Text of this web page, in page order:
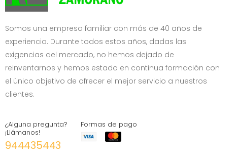
Somos una empresa familiar con más de 40 años de
experiencia. Durante todos estos años, dadas las
exigencias del mercado, no hemos dejado de
reinventarnos y hemos estado en continua formación con
el único objetivo de ofrecer el mejor servicio a nuestros
clientes.
¿Alguna pregunta?
¡Llámanos!
944435443
Formas de pago